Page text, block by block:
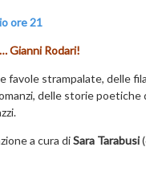
ore 21
Gianni Rodari!
favole strampalate, delle
delle storie poetiche
a cura diSara Tarabusi